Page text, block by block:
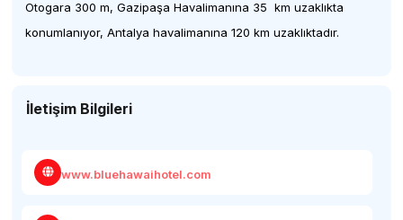
Otogara 300 m, Gazipaşa Havalimanına 35 km uzaklıkta
konumlanıyor, Antalya havalimanına 120 km uzaklıktadır.
İletişim Bilgileri
www.bluehawaihotel.com